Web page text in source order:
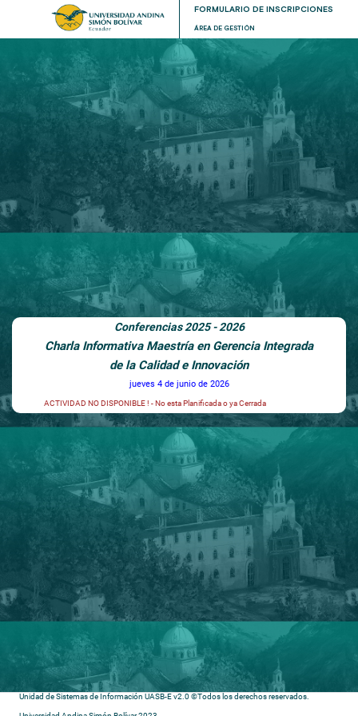
FORMULARIO DE INSCRIPCIONES
ÁREA DE GESTIÓN
Conferencias 2025 - 2026
Charla Informativa Maestría en Gerencia Integrada
de la Calidad e Innovación
jueves 4 de junio de 2026
ACTIVIDAD NO DISPONIBLE ! - No esta Planificada o ya Cerrada
Unidad de Sistemas de Información UASB-E v2.0 ©Todos los derechos reservados.